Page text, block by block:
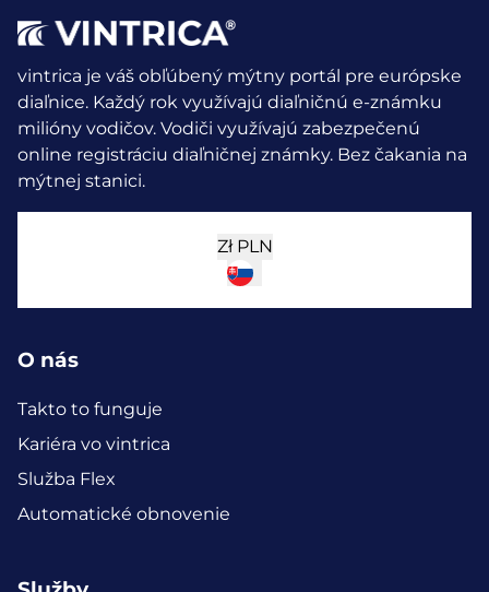
vintrica je váš obľúbený mýtny portál pre európske
diaľnice. Každý rok využívajú diaľničnú e-známku
milióny vodičov. Vodiči využívajú zabezpečenú
online registráciu diaľničnej známky. Bez čakania na
mýtnej stanici.
Zł PLN
O nás
Takto to funguje
Kariéra vo vintrica
Služba Flex
Automatické obnovenie